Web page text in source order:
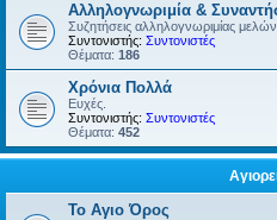
Αλληλογνωριμία &
Συζητήσεις αλληλογνωριμίας
Συντονιστής: Συντονιστές
Θέματα: 186
Χρόνια Πολλά
Ευχές.
Συντονιστής: Συντονιστές
Θέματα: 452
Το Αγιο Όρος